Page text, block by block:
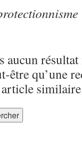
aucun
être qu’une